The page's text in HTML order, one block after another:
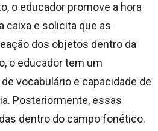
o educador promove a hora
caixa e solicita que as
dos objetos dentro da
o educador tem um
vocabulário e capacidade de
Posteriormente, essas
dentro do campo fonético.